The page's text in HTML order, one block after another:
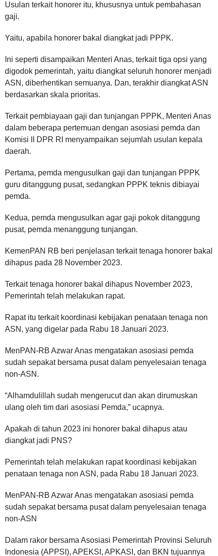
Usulan terkait honorer itu, khususnya untuk pembahasan
gaji.
Yaitu, apabila honorer bakal diangkat jadi PPPK.
Ini seperti disampaikan Menteri Anas, terkait tiga opsi yang
digodok pemerintah, yaitu diangkat seluruh honorer menjadi
ASN, diberhentikan semuanya. Dan, terakhir diangkat ASN
berdasarkan skala prioritas.
Terkait pembiayaan gaji dan tunjangan PPPK, Menteri Anas
dalam beberapa pertemuan dengan asosiasi pemda dan
Komisi II DPR RI menyampaikan sejumlah usulan kepala
daerah.
Pertama, pemda mengusulkan gaji dan tunjangan PPPK
guru ditanggung pusat, sedangkan PPPK teknis dibiayai
pemda.
Kedua, pemda mengusulkan agar gaji pokok ditanggung
pusat, pemda menanggung tunjangan.
KemenPAN RB beri penjelasan terkait tenaga honorer bakal
dihapus pada 28 November 2023.
Terkait tenaga honorer bakal dihapus November 2023,
Pemerintah telah melakukan rapat.
Rapat itu terkait koordinasi kebijakan penataan tenaga non
ASN, yang digelar pada Rabu 18 Januari 2023.
MenPAN-RB Azwar Anas mengatakan asosiasi pemda
sudah sepakat bersama pusat dalam penyelesaian tenaga
non-ASN.
“Alhamdulillah sudah mengerucut dan akan dirumuskan
ulang oleh tim dari asosiasi Pemda,” ucapnya.
Apakah di tahun 2023 ini honorer bakal dihapus atau
diangkat jadi PNS?
Pemerintah telah melakukan rapat koordinasi kebijakan
penataan tenaga non ASN, pada Rabu 18 Januari 2023.
MenPAN-RB Azwar Anas mengatakan asosiasi pemda
sudah sepakat bersama pusat dalam penyelesaian tenaga
non-ASN
Dalam rakor bersama Asosiasi Pemerintah Provinsi Seluruh
Indonesia (APPSI), APEKSI, APKASI, dan BKN tujuannya